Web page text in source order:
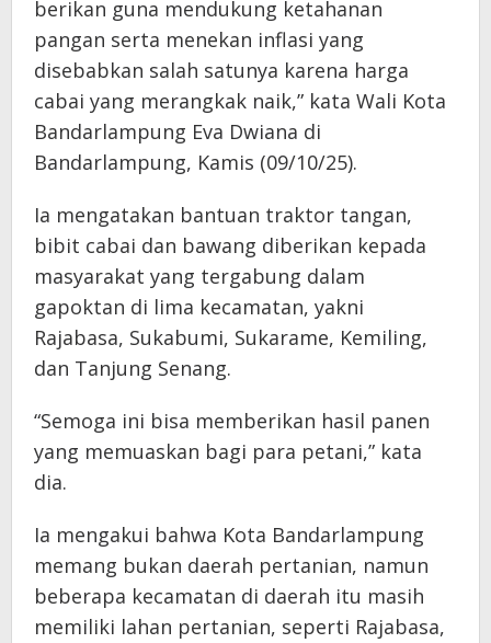
berikan guna mendukung ketahanan
pangan serta menekan inflasi yang
disebabkan salah satunya karena harga
cabai yang merangkak naik,” kata Wali Kota
Bandarlampung Eva Dwiana di
Bandarlampung, Kamis (09/10/25).
Ia mengatakan bantuan traktor tangan,
bibit cabai dan bawang diberikan kepada
masyarakat yang tergabung dalam
gapoktan di lima kecamatan, yakni
Rajabasa, Sukabumi, Sukarame, Kemiling,
dan Tanjung Senang.
“Semoga ini bisa memberikan hasil panen
yang memuaskan bagi para petani,” kata
dia.
Ia mengakui bahwa Kota Bandarlampung
memang bukan daerah pertanian, namun
beberapa kecamatan di daerah itu masih
memiliki lahan pertanian, seperti Rajabasa,